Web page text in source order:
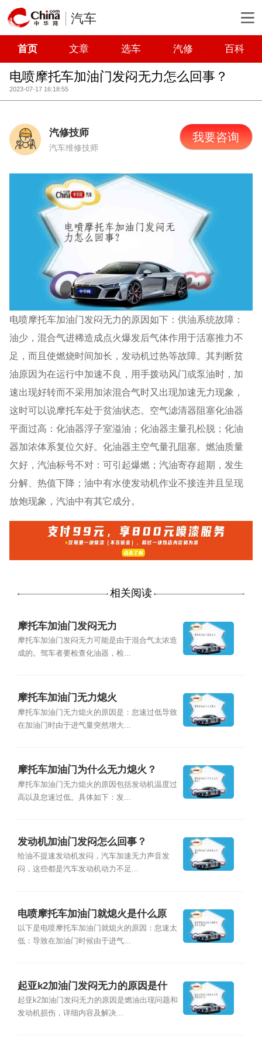
汽车
首页 文章 选车 汽修 百科
电喷摩托车加油门发闷无力怎么回事？
2023-07-17 16:18:55
汽修技师
汽车维修技师
我要咨询
电喷摩托车加油门发闷无力的原因如下：供油系统故障：
油少，混合气进稀造成点火爆发后气体作用于活塞推力不
足，而且使燃烧时间加长，发动机过热等故障。其判断贫
油原因为在运行中加速不良，用手拨动风门或泵油时，加
速出现好转而不采用加浓混合气时又出现加速无力现象，
这时可以说摩托车处于贫油状态。空气滤清器阻塞化油器
平面过高：化油器浮子室溢油；化油器主量孔松脱；化油
器加浓体系复位欠好。化油器主空气量孔阻塞。燃油质量
欠好，汽油标号不对：可引起爆燃；汽油寄存超期，发生
分解、热值下降；油中有水使发动机作业不接连并且呈现
放炮现象，汽油中有其它成分。
相关阅读
摩托车加油门发闷无力
摩托车加油门发闷无力可能是由于混合气太浓造
成的。驾车者要检查化油器，检...
摩托车加油门无力熄火
摩托车加油门无力熄火的原因是：怠速过低导致
在加油门时由于进气量突然增大...
摩托车加油门为什么无力熄火？
摩托车加油门无力熄火的原因包括发动机温度过
高以及怠速过低。具体如下：发...
发动机加油门发闷怎么回事？
给油不提速发动机发闷，汽车加速无力声音发
闷，这些都是汽车发动机动力不足...
电喷摩托车加油门就熄火是什么原
因？
以下是电喷摩托车加油门就熄火的原因：怠速太
低：导致在加油门时候由于进气...
起亚k2加油门发闷无力的原因是什
么？
起亚k2加油门发闷无力的原因是燃油出现问题和
发动机损伤，详细内容及解决...